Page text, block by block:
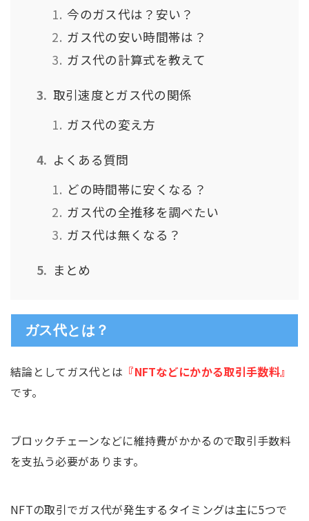
今のガス代は？安い？
ガス代の安い時間帯は？
ガス代の計算式を教えて
取引速度とガス代の関係
ガス代の変え方
よくある質問
どの時間帯に安くなる？
ガス代の全推移を調べたい
ガス代は無くなる？
まとめ
ガス代とは？
結論としてガス代とは 『NFTなどにかかる取引手数料』
です。
ブロックチェーンなどに維持費がかかるので取引手数料
を支払う必要があります。
NFTの取引でガス代が発生するタイミングは主に5つで